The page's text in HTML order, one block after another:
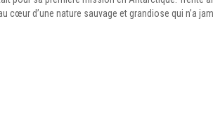
cœur d’une nature sauvage et grandiose qui n’a